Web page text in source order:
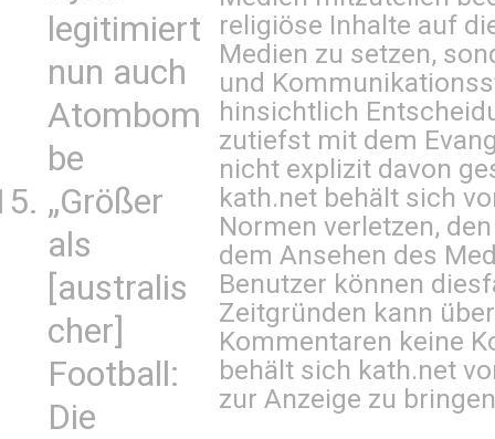
legitimiert
nun auch
Atombom
be
„Größer
als
[australis
cher]
Football:
Die
religiöse Inhalte auf
Medien zu setzen,
und
hinsichtlich
zutiefst mit dem
nicht explizit davon
kath.net behält sich
Normen verletzen,
dem Ansehen des
Benutzer können
Zeitgründen kann
Kommentaren keine
behält sich kath.net
zur Anzeige zu